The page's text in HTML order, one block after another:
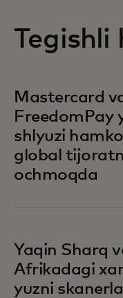
Tegishli
Mastercard
FreedomPay
shlyuzi
global
ochmoqda
Yaqin Sharq
Afrikadagi
yuzni
opens in a new tab